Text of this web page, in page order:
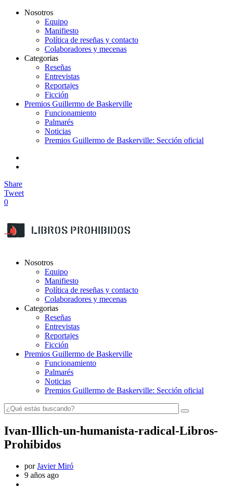
Nosotros
Equipo
Manifiesto
Política de reseñas y contacto
Colaboradores y mecenas
Categorias
Reseñas
Entrevistas
Reportajes
Ficción
Premios Guillermo de Baskerville
Funcionamiento
Palmarés
Noticias
Premios Guillermo de Baskerville: Sección oficial
Share
Tweet
0
Nosotros
Equipo
Manifiesto
Política de reseñas y contacto
Colaboradores y mecenas
Categorias
Reseñas
Entrevistas
Reportajes
Ficción
Premios Guillermo de Baskerville
Funcionamiento
Palmarés
Noticias
Premios Guillermo de Baskerville: Sección oficial
Ivan-Illich-un-humanista-radical-Libros-
Prohibidos
porJavier Miró
9 años ago